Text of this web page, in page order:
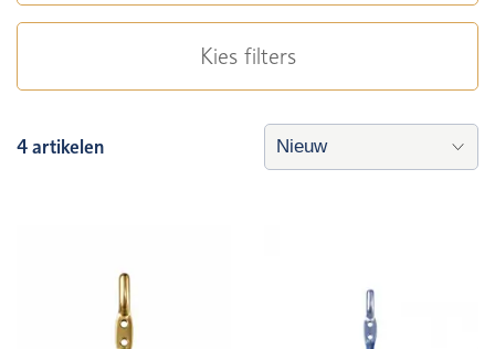
Kies filters
4 artikelen